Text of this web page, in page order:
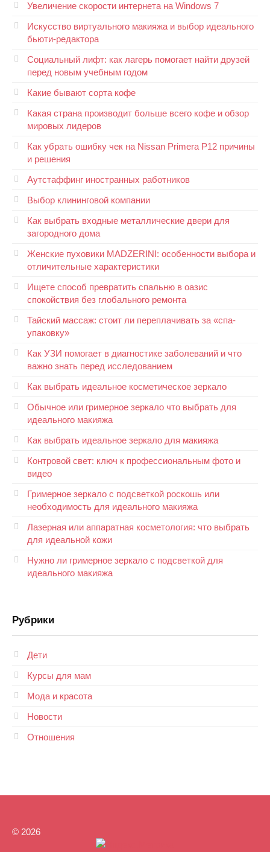
Увеличение скорости интернета на Windows 7
Искусство виртуального макияжа и выбор идеального
бьюти-редактора
Социальный лифт: как лагерь помогает найти друзей
перед новым учебным годом
Какие бывают сорта кофе
Какая страна производит больше всего кофе и обзор
мировых лидеров
Как убрать ошибку чек на Nissan Primera P12 причины
и решения
Аутстаффинг иностранных работников
Выбор клининговой компании
Как выбрать входные металлические двери для
загородного дома
Женские пуховики MADZERINI: особенности выбора и
отличительные характеристики
Ищете способ превратить спальню в оазис
спокойствия без глобального ремонта
Тайский массаж: стоит ли переплачивать за «спа-
упаковку»
Как УЗИ помогает в диагностике заболеваний и что
важно знать перед исследованием
Как выбрать идеальное косметическое зеркало
Обычное или гримерное зеркало что выбрать для
идеального макияжа
Как выбрать идеальное зеркало для макияжа
Контровой свет: ключ к профессиональным фото и
видео
Гримерное зеркало с подсветкой роскошь или
необходимость для идеального макияжа
Лазерная или аппаратная косметология: что выбрать
для идеальной кожи
Нужно ли гримерное зеркало с подсветкой для
идеального макияжа
Рубрики
Дети
Курсы для мам
Мода и красота
Новости
Отношения
© 2026